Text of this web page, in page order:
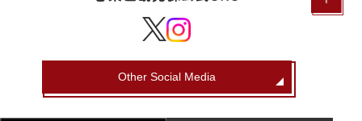
Other Social Media